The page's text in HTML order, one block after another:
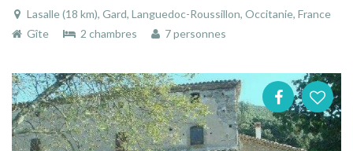
Lasalle (18 km), Gard, Languedoc-Roussillon, Occitanie, France
Gîte
2 chambres 7 personnes